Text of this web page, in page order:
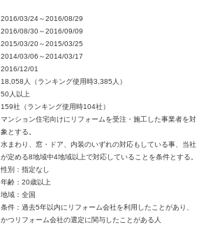
2016/03/24～2016/08/29
2016/08/30～2016/09/09
2015/03/20～2015/03/25
2014/03/06～2014/03/17
2016/12/01
18,058人（ランキング使用時3,385人）
50人以上
159社（ランキング使用時104社）
マンション住宅向けにリフォームを受注・施工した事業者を対
象とする。
水まわり、窓・ドア、内装のいずれの対応もしている事、当社
が定める8地域中4地域以上で対応していることを条件とする。
性別：指定なし
年齢：20歳以上
地域：全国
条件：過去5年以内にリフォーム会社を利用したことがあり、
かつリフォーム会社の選定に関与したことがある人